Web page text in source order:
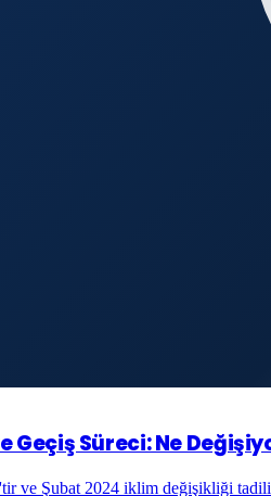
Geçiş Süreci: Ne
ve Şubat 2024 iklim değişikliği